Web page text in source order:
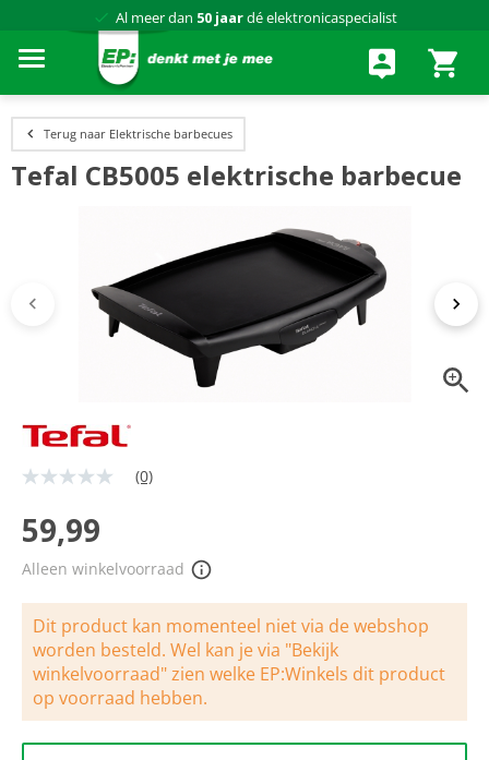
Al meer dan 50 jaardé elektronicaspecialist
Terug naar Elektrische barbecues
Tefal CB5005 elektrische barbecue
Geen
Dezelfde
paginalink.
(0)
59,99
Alleen winkelvoorraad
Dit product kan momenteel niet via de webshop
worden besteld. Wel kan je via "Bekijk
winkelvoorraad" zien welke EP:Winkels dit product
op voorraad hebben.